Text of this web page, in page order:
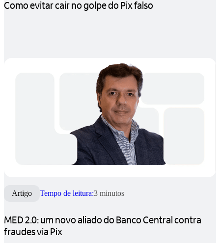
Como evitar cair no golpe do Pix falso
Artigo Tempo de leitura:3 minutos
MED 2.0: um novo aliado do Banco Central contra
fraudes via Pix